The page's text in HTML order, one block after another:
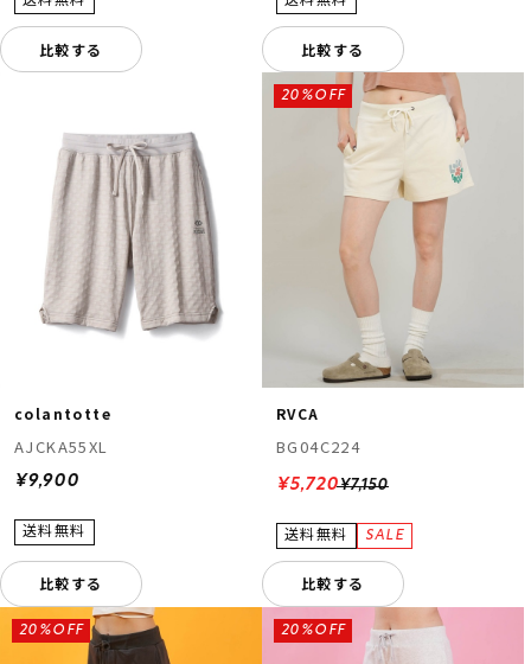
比較する 比較する
colantotte
AJCKA55XL
¥9,900
比較する
RVCA
BG04C224
¥7,150
20%OFF
¥5,720
比較する
20%OFF 20%OFF